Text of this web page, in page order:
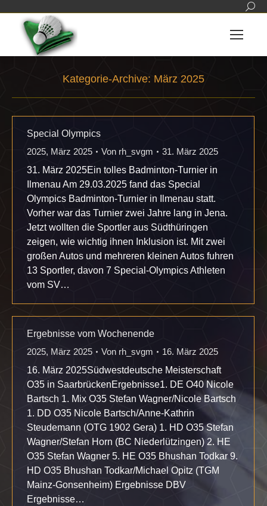
Kategorie-Archive: März 2025
Special Olympics
2025, März 2025 Von rh_svgm
31. März 2025
31. März 2025Ein tolles Badminton-Turnier in
Ilmenau Am 29.03.2025 fand das Special
Olympics Badminton-Turnier in Ilmenau statt.
Vorher war das Turnier zwei Jahre lang in Jena.
Jetzt wollten die Sportler aus Südthüringen
zeigen, wie wichtig ihnen Inklusion ist. Mit zwei
großen Autos und mehreren kleinen Autos fuhren
13 Sportler, davon 7 Special-Olympics Athleten
vom SV…
Ergebnisse vom Wochenende
2025, März 2025 Von rh_svgm
16. März 2025
16. März 2025Südwestdeutsche Meisterschaft
O35 in SaarbrückenErgebnisse1. DE O40 Nicole
Bartsch 1. Mix O35 Stefan Wagner/Nicole Bartsch
1. DD O35 Nicole Bartsch/Anne-Kathrin
Steudemann (OTG 1902 Gera) 1. HD O35 Stefan
Wagner/Stefan Horn (BC Niederlützingen) 2. HE
O35 Stefan Wagner 5. HE O35 Bhushan Todkar 9.
HD O35 Bhushan Todkar/Michael Opitz (TGM
Mainz-Gonsenheim) Ergebnisse DBV
Ergebnisse…